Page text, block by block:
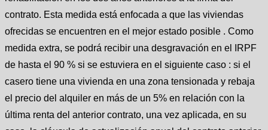
contrato. Esta medida está enfocada a que las viviendas
ofrecidas se encuentren en el mejor estado posible . Como
medida extra, se podrá recibir una desgravación en el IRPF
de hasta el 90 % si se estuviera en el siguiente caso : si el
casero tiene una vivienda en una zona tensionada y rebaja
el precio del alquiler en más de un 5% en relación con la
última renta del anterior contrato, una vez aplicada, en su